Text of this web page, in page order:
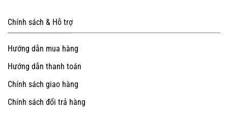
Chính sách & Hỗ trợ
Hướng dẫn mua hàng
Hướng dẫn thanh toán
Chính sách giao hàng
Chính sách đổi trả hàng